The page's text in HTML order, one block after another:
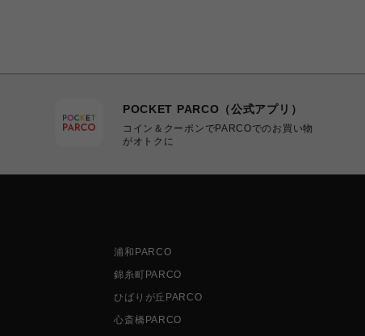
POCKET PARCO（公式アプリ）
コイン＆クーポンでPARCOでのお買い物
がオトクに
浦和PARCO
錦糸町PARCO
ひばりが丘PARCO
心斎橋PARCO